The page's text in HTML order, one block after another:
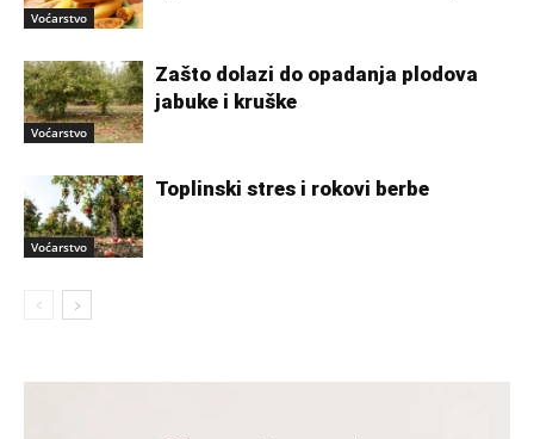
Voćarstvo
Voćarstvo
Zašto dolazi do opadanja plodova
jabuke i kruške
Voćarstvo
Toplinski stres i rokovi berbe